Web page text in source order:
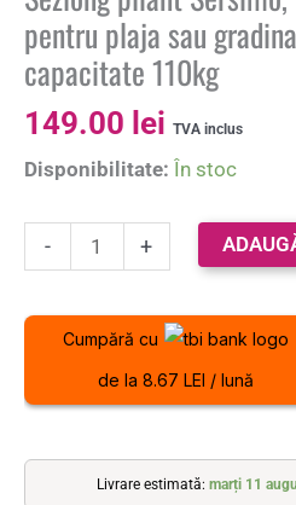
pentru plaja sau
capacitate 110kg
149.00 lei TVA inclus
Disponibilitate: În stoc
- +
Cumpără cu
de la 8.67 LEI / lună
Livrare estimată: marți 11